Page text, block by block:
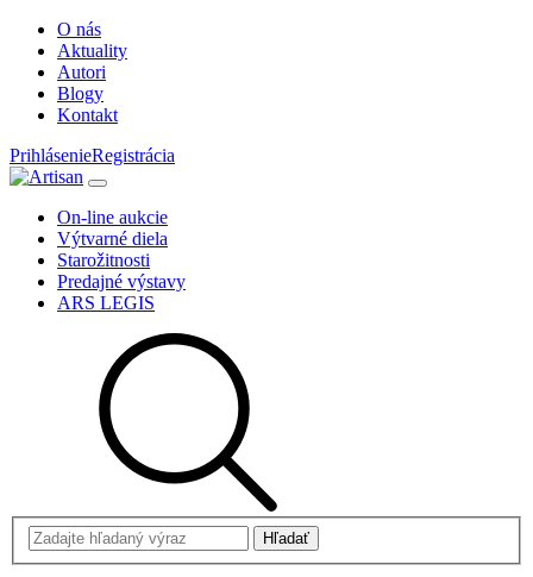
O nás
Aktuality
Autori
Blogy
Kontakt
PrihlásenieRegistrácia
On-line aukcie
Výtvarné diela
Starožitnosti
Predajné výstavy
ARS LEGIS